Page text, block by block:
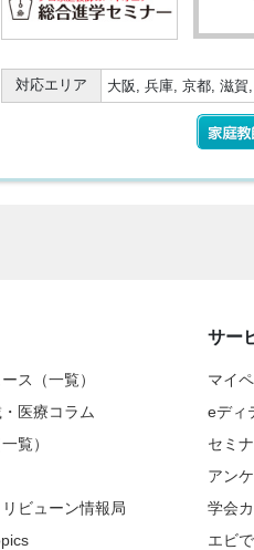
対応エリア 大阪, 兵庫, 京都, 滋賀
ス（一覧）
医療コラム
覧）
ビューン情報局
サー
マイ
eディ
セミ
アン
学会
エビ